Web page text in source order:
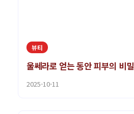
뷰티
울쎄라로 얻는 동안 피부의 비밀
2025-10-11